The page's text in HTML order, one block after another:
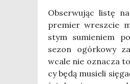
Obser­wu­jąc listę
pre­mier wresz­cie
stym sumie­niem
sezon ogór­ko­wy
wca­le nie ozna­cza
cy będą musie­li